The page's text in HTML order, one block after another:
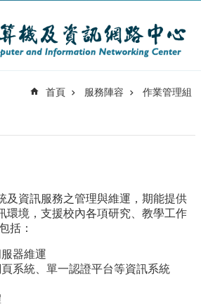
首頁 服務陣容 作業管理組
及資訊服務之管理與維運，期能提供
環境，支援校內各項研究、教學工作
括：
器維運
系統、單一認證平台等資訊系統